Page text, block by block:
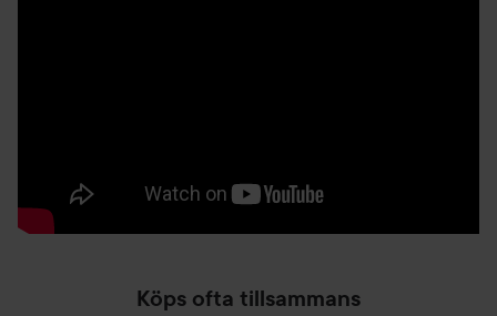
Köps ofta tillsammans